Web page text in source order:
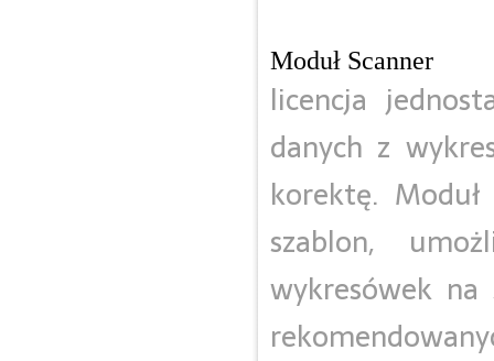
Moduł Scanner
licencja
danych z
korektę.
szablon,
wykresówek